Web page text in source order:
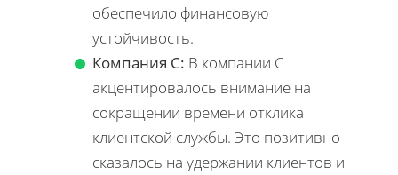
обеспечило финансовую
устойчивость.
Компания C: В компании C
акцентировалось внимание на
сокращении времени отклика
клиентской службы. Это позитивно
сказалось на удержании клиентов и